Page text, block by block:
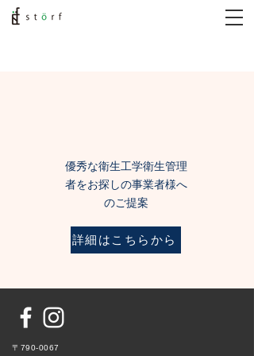
優秀な衛生工学衛生管理
者をお探しの事業者様へ
のご提案
詳細はこちらから
〒790-0067